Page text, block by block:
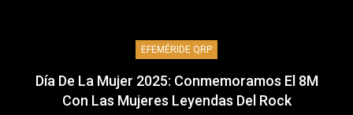
EFEMÉRIDE QRP
Día De La Mujer 2025: Conmemoramos El 8M
Con Las Mujeres Leyendas Del Rock